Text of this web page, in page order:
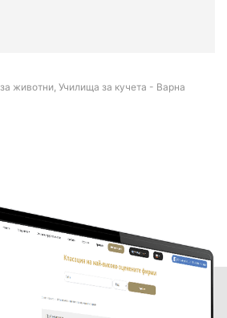
животни, Училища за кучета - Варна